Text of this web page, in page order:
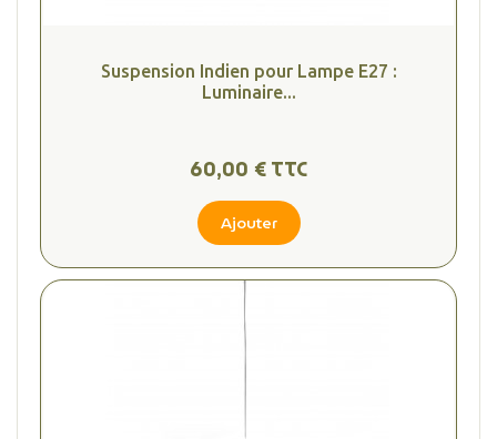
Suspension Indien pour Lampe E27 :
Luminaire...
60,00 € TTC
Ajouter